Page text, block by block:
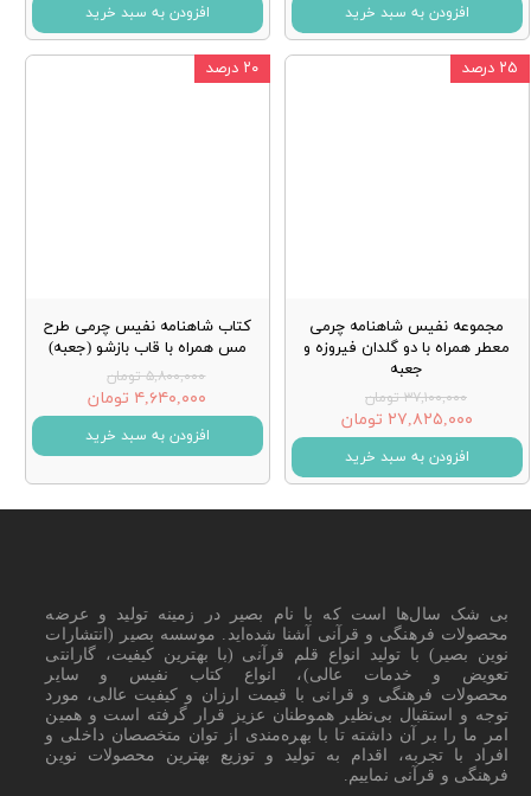
افزودن به سبد خرید افزودن به سبد خرید
مجموعه نفیس شاهنامه چرمی
معطر همراه با دو گلدان فیروزه و
جعبه
۳۷,۱۰۰,۰۰۰ تومان
۲۷,۸۲۵,۰۰۰ تومان
افزودن به سبد خرید
۲۵ درصد
کتاب شاهنامه نفیس چرمی طرح
مس همراه با قاب بازشو (جعبه)
۵,۸۰۰,۰۰۰ تومان
۴,۶۴۰,۰۰۰ تومان
افزودن به سبد خرید
۲۰ درصد
بی شک سال‌ها است که با نام بصیر در زمینه تولید و عرضه
محصولات فرهنگی و قرآنی آشنا شده‌اید. موسسه بصیر (انتشارات
نوین بصیر) با تولید انواع قلم قرآنی (با بهترین کیفیت، گارانتی
تعویض و خدمات عالی)، انواع کتاب نفیس و سایر
محصولات فرهنگی و قرانی با قیمت ارزان و کیفیت عالی، مورد
توجه و استقبال بی‌نظیر هموطنان عزیز قرار گرفته است و همین
امر ما را بر آن داشته تا با بهره‌مندی از توان متخصصان داخلی و
افراد با تجربه، اقدام به تولید و توزیع بهترین محصولات نوین
فرهنگی و قرآنی نماییم.